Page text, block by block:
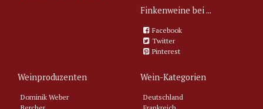
Finkenweine bei ...
Facebook
Twitter
Pinterest
Weinproduzenten
Dominik Weber
Wein-Kategorien
Deutschland